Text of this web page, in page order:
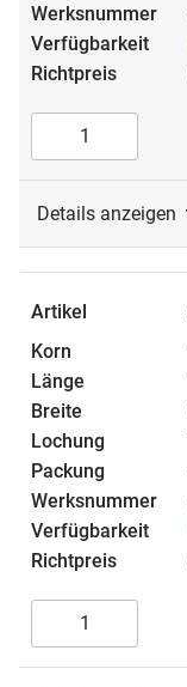
Details anzeigen